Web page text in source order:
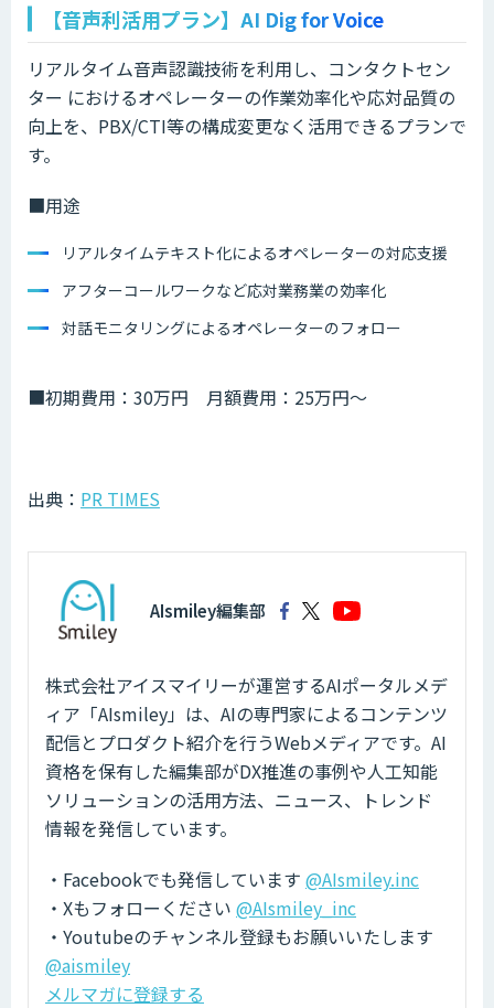
【音声利活用プラン】AI Dig for Voice
リアルタイム音声認識技術を利用し、コンタクトセン
ター におけるオペレーターの作業効率化や応対品質の
向上を、PBX/CTI等の構成変更なく活用できるプランで
す。
■用途
リアルタイムテキスト化によるオペレーターの対応支援
アフターコールワークなど応対業務業の効率化
対話モニタリングによるオペレーターのフォロー
■初期費用：30万円 月額費用：25万円〜
出典： PR TIMES
AIsmiley編集部
株式会社アイスマイリーが運営するAIポータルメデ
ィア「AIsmiley」は、AIの専門家によるコンテンツ
配信とプロダクト紹介を行うWebメディアです。AI
資格を保有した編集部がDX推進の事例や人工知能
ソリューションの活用方法、ニュース、トレンド
情報を発信しています。
・Facebookでも発信しています @AIsmiley.inc
・Xもフォローください @AIsmiley_inc
・Youtubeのチャンネル登録もお願いいたします
@aismiley
メルマガに登録する